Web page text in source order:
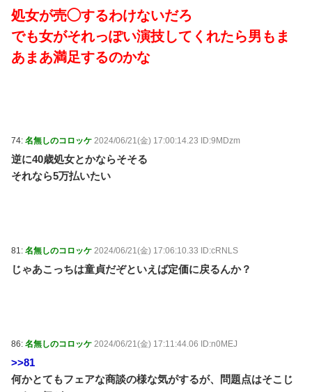
処女が売◯するわけないだろ
でも女がそれっぽい演技してくれたら男もま
あまあ満足するのかな
74: 名無しのコロッケ 2024/06/21(金) 17:00:14.23 ID:9MDzm
逆に40歳処女とかならそそる
それなら5万払いたい
81: 名無しのコロッケ 2024/06/21(金) 17:06:10.33 ID:cRNLS
じゃあこっちは童貞だぞといえば定価に戻るんか？
86: 名無しのコロッケ 2024/06/21(金) 17:11:44.06 ID:n0MEJ
>>81
何かとてもフェアな商談の様な気がするが、問題点はそこじ